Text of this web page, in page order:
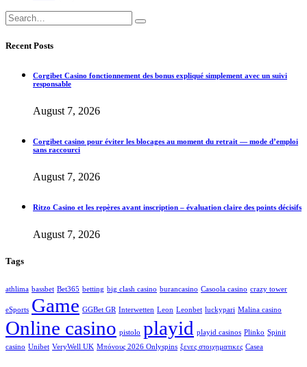
Recent Posts
Corgibet Casino fonctionnement des bonus expliqué simplement avec un suivi
responsable
August 7, 2026
Corgibet casino pour éviter les blocages au moment du retrait — mode d’emploi
sans raccourci
August 7, 2026
Ritzo Casino et les repères avant inscription – évaluation claire des points décisifs
August 7, 2026
Tags
athlima bassbet Bet365 betting big clash casino burancasino Casoola casino crazy tower
eSports Game GGBet GR Interwetten Leon Leonbet luckypari Malina casino
Online casino pistolo playid playid casinos Plinko Spinit
casino Unibet VeryWell UK Μπόνους 2026 Onlyspins ξενες στοιχηματικες Сasea